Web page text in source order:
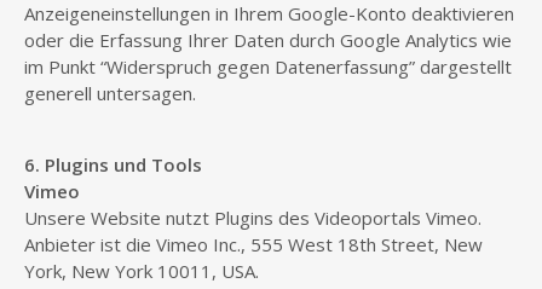
Anzeigeneinstellungen in Ihrem Google-Konto deaktivieren
oder die Erfassung Ihrer Daten durch Google Analytics wie
im Punkt “Widerspruch gegen Datenerfassung” dargestellt
generell untersagen.
6. Plugins und Tools
Vimeo
Unsere Website nutzt Plugins des Videoportals Vimeo.
Anbieter ist die Vimeo Inc., 555 West 18th Street, New
York, New York 10011, USA.